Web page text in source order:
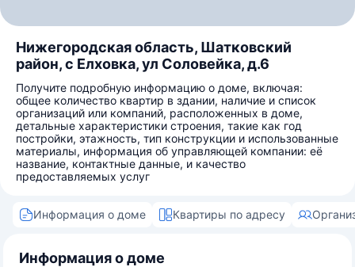
Нижегородская область, Шатковский
район, с Елховка, ул Соловейка, д.6
Получите подробную информацию о доме, включая:
общее количество квартир в здании, наличие и список
организаций или компаний, расположенных в доме,
детальные характеристики строения, такие как год
постройки, этажность, тип конструкции и использованные
материалы, информация об управляющей компании: её
название, контактные данные, и качество
предоставляемых услуг
Информация о доме Квартиры по адресу
Информация о доме